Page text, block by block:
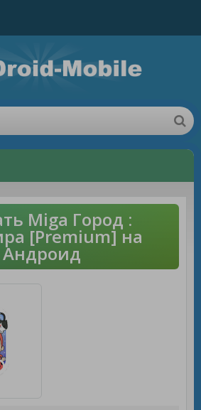
Miga Город :
[Premium] на
Андроид